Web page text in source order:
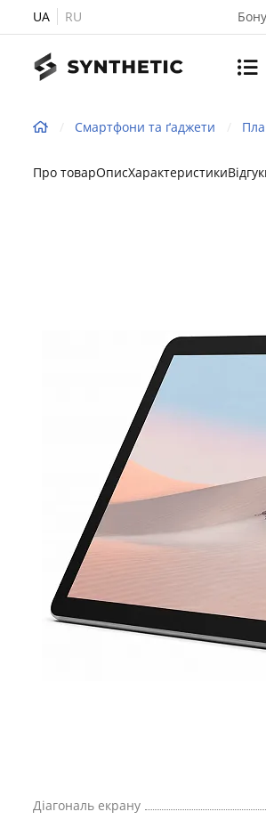
UA RU
Смартфони та ґаджети
Про товарОписХарактеристики
Діагональ екрану